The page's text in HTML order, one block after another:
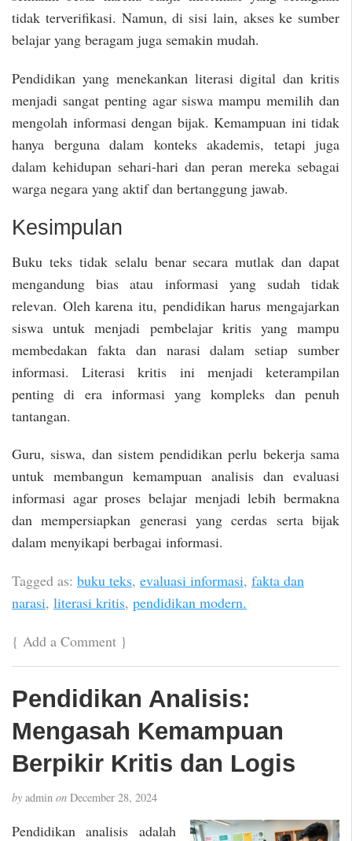
tidak terverifikasi. Namun, di sisi lain, akses ke sumber
belajar yang beragam juga semakin mudah.
Pendidikan yang menekankan literasi digital dan kritis
menjadi sangat penting agar siswa mampu memilih dan
mengolah informasi dengan bijak. Kemampuan ini tidak
hanya berguna dalam konteks akademis, tetapi juga
dalam kehidupan sehari-hari dan peran mereka sebagai
warga negara yang aktif dan bertanggung jawab.
Kesimpulan
Buku teks tidak selalu benar secara mutlak dan dapat
mengandung bias atau informasi yang sudah tidak
relevan. Oleh karena itu, pendidikan harus mengajarkan
siswa untuk menjadi pembelajar kritis yang mampu
membedakan fakta dan narasi dalam setiap sumber
informasi. Literasi kritis ini menjadi keterampilan
penting di era informasi yang kompleks dan penuh
tantangan.
Guru, siswa, dan sistem pendidikan perlu bekerja sama
untuk membangun kemampuan analisis dan evaluasi
informasi agar proses belajar menjadi lebih bermakna
dan mempersiapkan generasi yang cerdas serta bijak
dalam menyikapi berbagai informasi.
Tagged as: buku teks, evaluasi informasi, fakta dan
narasi, literasi kritis, pendidikan modern.
{ Add a Comment }
Pendidikan Analisis:
Mengasah Kemampuan
Berpikir Kritis dan Logis
by admin on December 28, 2024
Pendidikan analisis adalah